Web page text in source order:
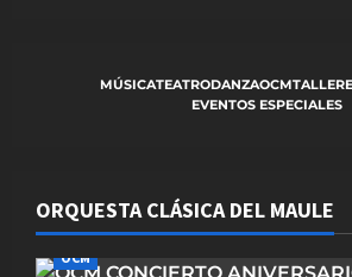
MÚSICATEATRODANZAOCM
EVENTOS ESPECIALES
ORQUESTA CLÁSICA DEL MAULE
OCM